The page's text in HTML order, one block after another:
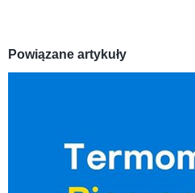
Powiązane artykuły